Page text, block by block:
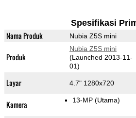
Spesifikasi
Nama Produk Nubia Z5S mini
Produk
Nubia Z5S mini
(Launched 2013-11-
01)
Layar 4.7" 1280x720
Kamera 13-MP (Utama)